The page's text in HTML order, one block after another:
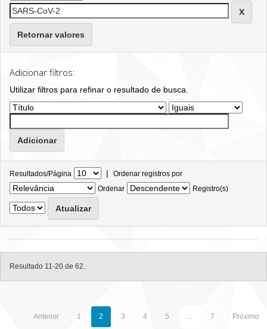
Retornar valores
Adicionar filtros:
Utilizar filtros para refinar o resultado de busca.
Resultados/Página | Ordenar registros por
Ordenar
Registro(s)
Resultado 11-20 de 62.
Anterior 1 2 3 4 5 ... 7 Próximo